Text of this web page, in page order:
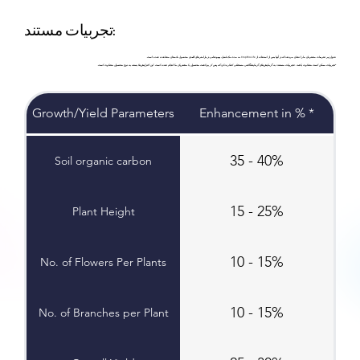
تجربیات مستند:
جدول زیر تجربیات مشتریان ما را نشان می‌دهد که در آنها پس از استفاده از CropBioLife به مدت یک فصل، بهبودهایی در پارامترهای کلیدی محصول بادمجان مشاهده شده است.
*تجربیات ممکن است متفاوت باشد. «تجربیات مستند» به آزمایش‌های آزمایشگاهی مستقلی اشاره دارد که پس از برداشت محصول با مشتریان ما انجام شده است. این افزایش‌ها بسته به نوع محصول متفاوت است.
Growth/Yield Parameters Enhancement in % *
Soil organic carbon 35 - 40%
Plant Height 15 - 25%
No. of Flowers Per Plants 10 - 15%
No. of Branches per Plant 10 - 15%